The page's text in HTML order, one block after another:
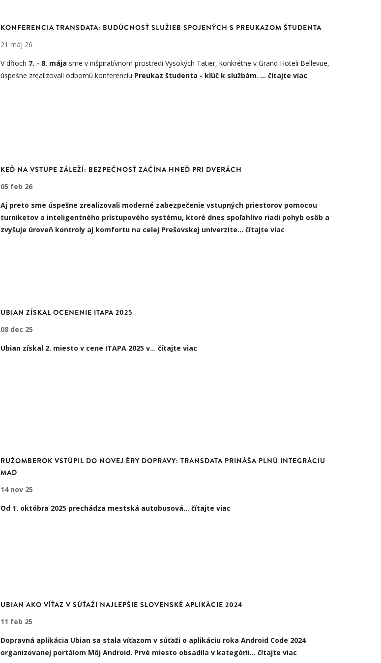
KONFERENCIA TRANSDATA: BUDÚCNOSŤ SLUŽIEB SPOJENÝCH S PREUKAZOM ŠTUDENTA
21 máj 26
V dňoch 7. - 8. mája sme v inšpiratívnom prostredí Vysokých Tatier, konkrétne v Grand Hoteli Bellevue,
úspešne zrealizovali odbornú konferenciu Preukaz študenta - kľúč k službám. … čítajte viac
KEĎ NA VSTUPE ZÁLEŽÍ: BEZPEČNOSŤ ZAČÍNA HNEĎ PRI DVERÁCH
05 feb 26
Aj preto sme úspešne zrealizovali moderné zabezpečenie vstupných priestorov pomocou
turniketov a inteligentného prístupového systému, ktoré dnes spoľahlivo riadi pohyb osôb a
zvyšuje úroveň kontroly aj komfortu na celej Prešovskej univerzite… čítajte viac
UBIAN ZÍSKAL OCENENIE ITAPA 2025
08 dec 25
Ubian získal 2. miesto v cene ITAPA 2025 v… čítajte viac
RUŽOMBEROK VSTÚPIL DO NOVEJ ÉRY DOPRAVY: TRANSDATA PRINÁŠA PLNÚ INTEGRÁCIU
MAD
14 nov 25
Od 1. októbra 2025 prechádza mestská autobusová… čítajte viac
UBIAN AKO VÍŤAZ V SÚŤAŽI NAJLEPŠIE SLOVENSKÉ APLIKÁCIE 2024
11 feb 25
Dopravná aplikácia Ubian sa stala víťazom v súťaži o aplikáciu roka Android Code 2024
organizovanej portálom Môj Android. Prvé miesto obsadila v kategórii… čítajte viac